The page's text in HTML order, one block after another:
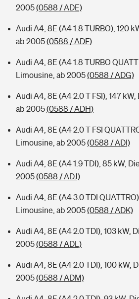
2005(0588 / ADE)
Audi A4, 8E (A4 1.8 TURBO), 120
ab 2005(0588 / ADF)
Audi A4, 8E (A4 1.8 TURBO
Limousine, ab 2005(0588 / ADG)
Audi A4, 8E (A4 2.0 T FSI), 147
ab 2005(0588 / ADH)
Audi A4, 8E (A4 2.0 T FSI
Limousine, ab 2005(0588 / ADI)
Audi A4, 8E (A4 1.9 TDI), 85 kW,
2005(0588 / ADJ)
Audi A4, 8E (A4 3.0 TDI
Limousine, ab 2005(0588 / ADK)
Audi A4, 8E (A4 2.0 TDI), 103 kW,
2005(0588 / ADL)
Audi A4, 8E (A4 2.0 TDI), 100 kW,
2005(0588 / ADM)